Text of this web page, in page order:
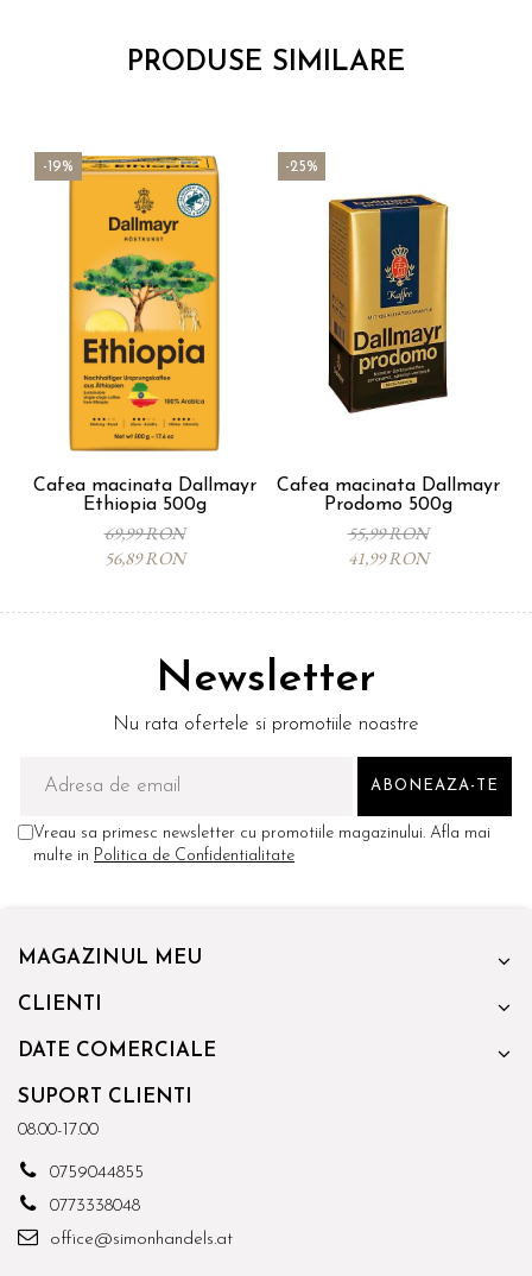
PRODUSE SIMILARE
-19%
Cafea macinata Dallmayr
Ethiopia 500g
69,99 RON
56,89 RON
-25%
Cafea macinata Dallmayr
Prodomo 500g
55,99 RON
41,99 RON
Newsletter
Nu rata ofertele si promotiile noastre
Vreau sa primesc newsletter cu promotiile magazinului. Afla mai
multe in Politica de Confidentialitate
MAGAZINUL MEU
CLIENTI
DATE COMERCIALE
SUPORT CLIENTI
08.00-17.00
0759044855
0773338048
office@simonhandels.at